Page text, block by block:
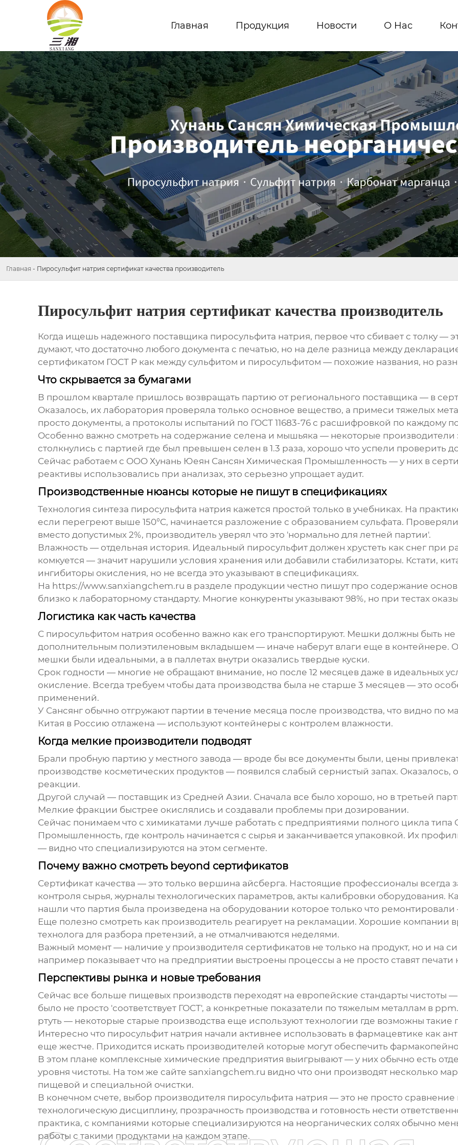
Главная Продукция Новости О Hас
Главная - Пиросульфит натрия сертификат качества производитель
Пиросульфит натрия сертификат качества производитель
Когда ищешь надежного поставщика пиросульфита натрия, первое что сбивает с толку —
думают, что достаточно любого документа с печатью, но на деле разница между
сертификатом ГОСТ Р как между сульфитом и пиросульфитом — похожие названия, но
Что скрывается за бумагами
В прошлом квартале пришлось возвращать партию от регионального поставщика — в
Оказалось, их лаборатория проверяла только основное вещество, а примеси тяжелых
просто документы, а протоколы испытаний по ГОСТ 11683-76 с расшифровкой по каждому
Особенно важно смотреть на содержание селена и мышьяка — некоторые производители
столкнулись с партией где был превышен селен в 1.3 раза, хорошо что успели проверить
Сейчас работаем с OOO Хунань Юеян Сансян Химическая Промышленность — у них в
реактивы использовались при анализах, это серьезно упрощает аудит.
Производственные нюансы которые не пишут в спецификациях
Технология синтеза пиросульфита натрия кажется простой только в учебниках. На
если перегреют выше 150°C, начинается разложение с образованием сульфата.
вместо допустимых 2%, производитель уверял что это 'нормально для летней партии'.
Влажность — отдельная история. Идеальный пиросульфит должен хрустеть как снег при
комкуется — значит нарушили условия хранения или добавили стабилизаторы. Кстати,
ингибиторы окисления, но не всегда это указывают в спецификациях.
На https://www.sanxiangchem.ru в разделе продукции честно пишут про содержание
близко к лабораторному стандарту. Многие конкуренты указывают 98%, но при тестах
Логистика как часть качества
С пиросульфитом натрия особенно важно как его транспортируют. Мешки должны быть
дополнительным полиэтиленовым вкладышем — иначе наберут влаги еще в контейнере.
мешки были идеальными, а в паллетах внутри оказались твердые куски.
Срок годности — многие не обращают внимание, но после 12 месяцев даже в идеальных
окисление. Всегда требуем чтобы дата производства была не старше 3 месяцев — это
применений.
У Сансянг обычно отгружают партии в течение месяца после производства, что видно по
Китая в Россию отлажена — используют контейнеры с контролем влажности.
Когда мелкие производители подводят
Брали пробную партию у местного завода — вроде бы все документы были, цены
производстве косметических продуктов — появился слабый сернистый запах.
реакции.
Другой случай — поставщик из Средней Азии. Сначала все было хорошо, но в третьей
Мелкие фракции быстрее окислялись и создавали проблемы при дозировании.
Сейчас понимаем что с химикатами лучше работать с предприятиями полного цикла типа
Промышленность, где контроль начинается с сырья и заканчивается упаковкой. Их
— видно что специализируются на этом сегменте.
Почему важно смотреть beyond сертификатов
Сертификат качества — это только вершина айсберга. Настоящие профессионалы всегда
контроля сырья, журналы технологических параметров, акты калибровки оборудования.
нашли что партия была произведена на оборудовании которое только что
Еще полезно смотреть как производитель реагирует на рекламации. Хорошие компании
технолога для разбора претензий, а не отмалчиваются неделями.
Важный момент — наличие у производителя сертификатов не только на продукт, но и на
например показывает что на предприятии выстроены процессы а не просто ставят печати
Перспективы рынка и новые требования
Сейчас все больше пищевых производств переходят на европейские стандарты чистоты
было не просто 'соответствует ГОСТ', а конкретные показатели по тяжелым металлам в
ртуть — некоторые старые производства еще используют технологии где возможны такие
Интересно что пиросульфит натрия начали активнее использовать в фармацевтике как
еще жестче. Приходится искать производителей которые могут обеспечить
В этом плане комплексные химические предприятия выигрывают — у них обычно есть
уровня чистоты. На том же сайте sanxiangchem.ru видно что они производят несколько
пищевой и специальной очистки.
В конечном счете, выбор производителя пиросульфита натрия — это не просто
технологическую дисциплину, прозрачность производства и готовность нести
практика, с компаниями которые специализируются на неорганических солях обычно
работы с такими продуктами на каждом этапе.